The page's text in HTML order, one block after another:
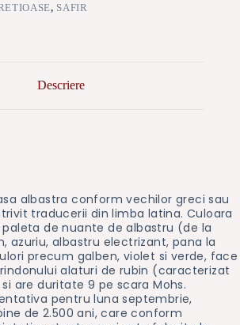
, SAFIR
Descriere
albastra conform vechilor greci sau
traducerii din limba latina. Culoara
de nuante de albastru (de la
azuriu, albastru electrizant, pana la
precum galben, violet si verde, face
alaturi de rubin (caracterizat
are duritate 9 pe scara Mohs.
pentru luna septembrie,
de 2.500 ani, care conform